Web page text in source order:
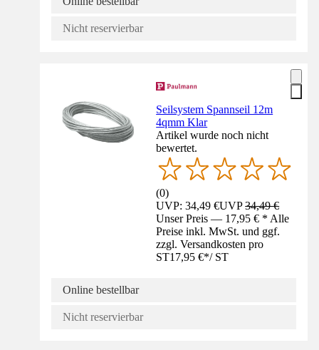
Nicht reservierbar
Seilsystem Spannseil 12m
4qmm Klar
Artikel wurde noch nicht
bewertet.
(0)
UVP: 34,49 €UVP34,49 €
Unser Preis — 17,95 € * Alle
Preise inkl. MwSt. und ggf.
zzgl. Versandkosten pro
ST17,95 €*/ ST
Online bestellbar
Nicht reservierbar